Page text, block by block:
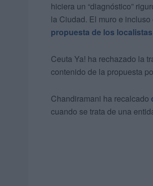
hiciera un “diagnóstico”
la Ciudad. El muro e
propuesta de los localistas
Ceuta Ya! ha rechazado la
contenido de la propuesta
Chandiramani ha recalcado
cuando se trata de una